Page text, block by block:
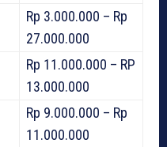
Rp 3.000.000 – Rp
27.000.000
Rp 11.000.000 – RP
13.000.000
Rp 9.000.000 – Rp
11.000.000